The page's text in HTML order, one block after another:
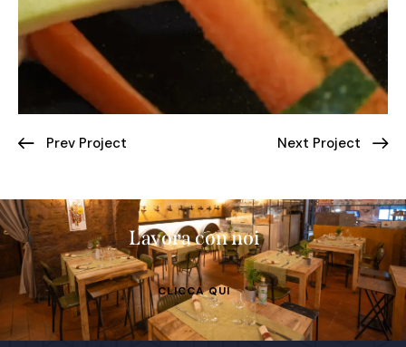
Prev Project Next Project
Lavora con noi
CLICCA QUI